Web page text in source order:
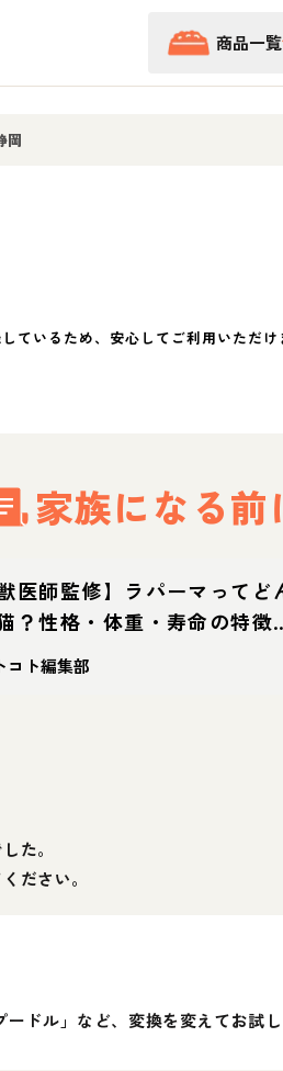
商品一覧
岡
ているため、安心してご利用いただ
家族になる前
獣医師監修】ラパーマってど
？性格・体重・寿命の特徴
コト編集部
た。
ださい。
ードル」など、変換を変えてお試し